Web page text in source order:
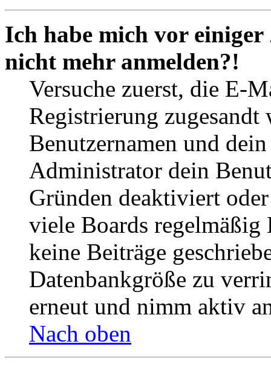
Ich habe mich vor
nicht mehr anmelden?!
Versuche zuerst, die E-
Registrierung
Benutzernamen und
Administrator dein
Gründen deaktiviert
viele Boards
keine Beiträge
Datenbankgröße zu
erneut und nimm aktiv
Nach oben